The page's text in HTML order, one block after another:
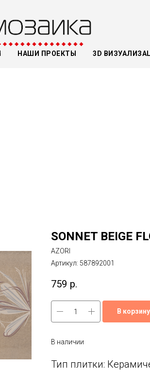
НАШИ ПРОЕКТЫ 3D
SONNET BEIGE
AZORI
Артикул: 587892001
759 р.
В корзину
В наличии
Тип плитки: